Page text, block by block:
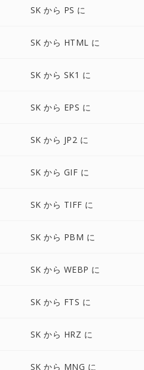
SK から PS に
SK から HTML に
SK から SK1 に
SK から EPS に
SK から JP2 に
SK から GIF に
SK から TIFF に
SK から PBM に
SK から WEBP に
SK から FTS に
SK から HRZ に
SK から MNG に